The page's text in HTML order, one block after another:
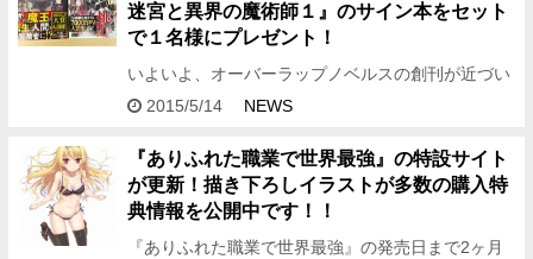
迷宮と異界の魔術師１』のサイン本をセット
で１名様にプレゼント！
いよいよ、オーバーラップノベルスの創刊が近づい
てきました！ どうも、編集アシDです！ オーバーラ
て、 創…
2015/5/14 NEWS
『ありふれた職業で世界最強』の特設サイト
が更新！描き下ろしイラストが多数の購入特
典情報を公開中です！！
『ありふれた職業で世界最強』の発売日まで2ヶ月